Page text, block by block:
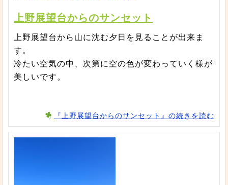
上野展望台からのサンセット
上野展望台から山に沈む夕日を見ることが出来ま
す。
冷たい空気の中、次第に空の色が変わっていく様が
美しいです。
『上野展望台からのサンセット』の続きを読む